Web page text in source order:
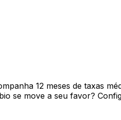
12 meses de taxas
se move a seu favor?